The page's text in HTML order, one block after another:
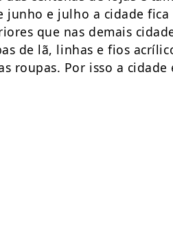
junho e julho a cidade fica
que nas demais
de lã, linhas e fios
roupas. Por isso a cidade